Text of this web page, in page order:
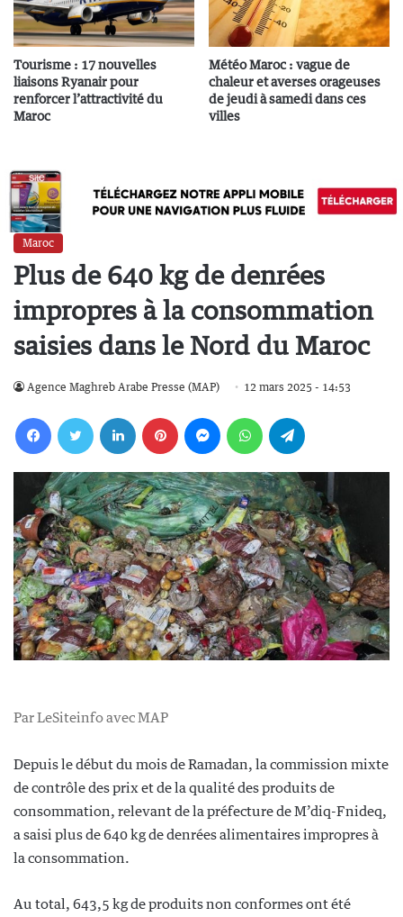
Tourisme : 17 nouvelles
liaisons Ryanair pour
renforcer l’attractivité du
Maroc
Météo Maroc : vague de
chaleur et averses orageuses
de jeudi à samedi dans ces
villes